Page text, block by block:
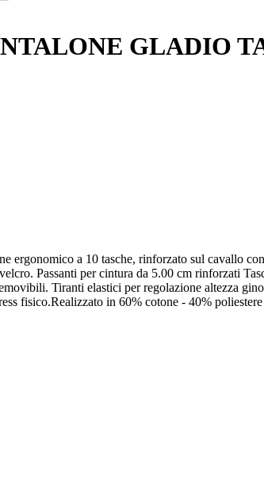
GLADIO
ergonomico a 10 tasche, rinforzato sul cavallo
Passanti per cintura da 5.00 cm rinforzati
Tiranti elastici per regolazione altezza
fisico.Realizzato in 60% cotone - 40%